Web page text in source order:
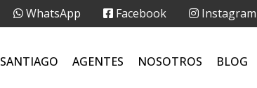
WhatsApp Facebook Instagram
SANTIAGO AGENTES NOSOTROS BLOG